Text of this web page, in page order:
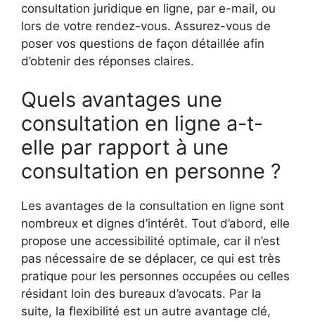
consultation juridique en ligne, par e-mail, ou
lors de votre rendez-vous. Assurez-vous de
poser vos questions de façon détaillée afin
d’obtenir des réponses claires.
Quels avantages une
consultation en ligne a-t-
elle par rapport à une
consultation en personne ?
Les avantages de la consultation en ligne sont
nombreux et dignes d’intérêt. Tout d’abord, elle
propose une accessibilité optimale, car il n’est
pas nécessaire de se déplacer, ce qui est très
pratique pour les personnes occupées ou celles
résidant loin des bureaux d’avocats. Par la
suite, la flexibilité est un autre avantage clé,